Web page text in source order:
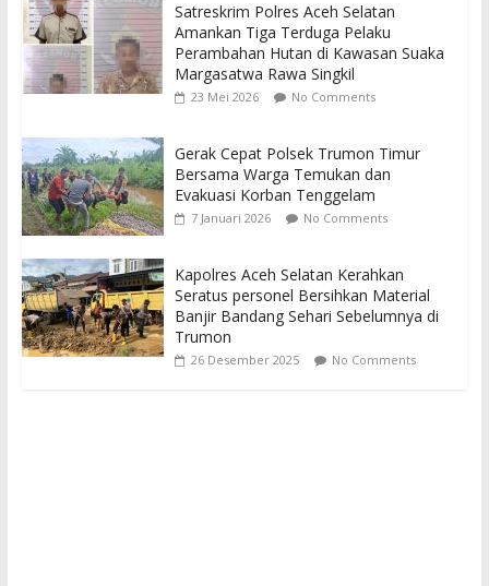
Satreskrim Polres Aceh Selatan
Amankan Tiga Terduga Pelaku
Perambahan Hutan di Kawasan Suaka
Margasatwa Rawa Singkil
23 Mei 2026 No Comments
Gerak Cepat Polsek Trumon Timur
Bersama Warga Temukan dan
Evakuasi Korban Tenggelam
7 Januari 2026 No Comments
Kapolres Aceh Selatan Kerahkan
Seratus personel Bersihkan Material
Banjir Bandang Sehari Sebelumnya di
Trumon
26 Desember 2025 No Comments